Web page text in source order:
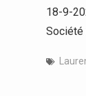
18-9-
Société